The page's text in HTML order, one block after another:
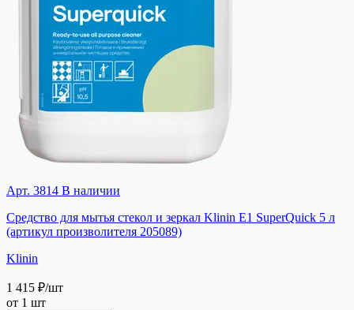
Арт. 3814 В наличии
Средство для мытья стекол и зеркал Klinin E1 SuperQuick 5 л
(артикул произволителя 205089)
Klinin
1 415 ₽/шт
от 1 шт